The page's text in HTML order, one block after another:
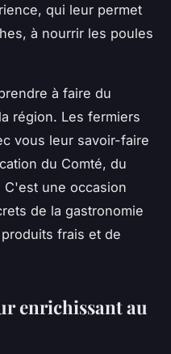
qui leur permet
à nourrir les poules
à faire du
région. Les fermiers
vous leur savoir-faire
du Comté, du
C'est une occasion
de la gastronomie
frais et de
enrichissant au